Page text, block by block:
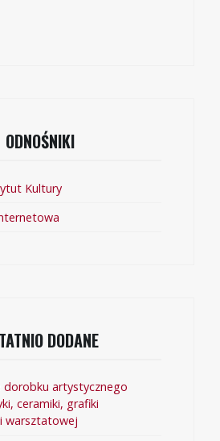
ODNOŚNIKI
Kultury
DODANE
dorobku artystycznego
ceramiki, grafiki
warsztatowej